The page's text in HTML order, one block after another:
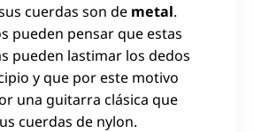
cuerdas son de metal.
pueden pensar que estas
pueden lastimar los dedos
y que por este motivo
una guitarra clásica que
cuerdas de nylon.